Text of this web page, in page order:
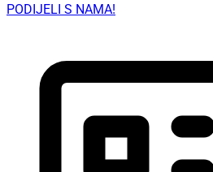
PODIJELI S NAMA!